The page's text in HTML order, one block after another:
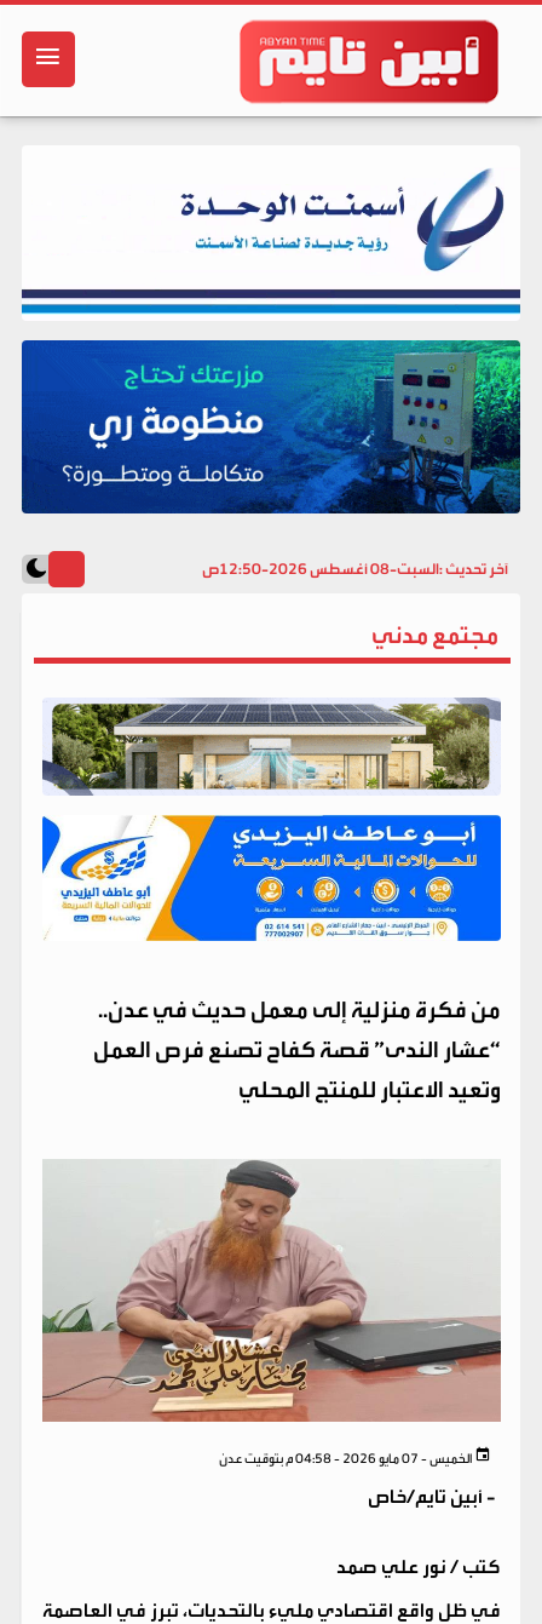
آخر تحديث :السبت-08 أغسطس 2026-12:50ص
مجتمع مدني
من فكرة منزلية إلى معمل حديث في عدن..
“عشار الندى” قصة كفاح تصنع فرص العمل
وتعيد الاعتبار للمنتج المحلي
الخميس - 07 مايو 2026 - 04:58 م بتوقيت عدن
- أبين تايم/خاص
كتب / نور علي صمد
في ظل واقع اقتصادي مليء بالتحديات، تبرز في العاصمة